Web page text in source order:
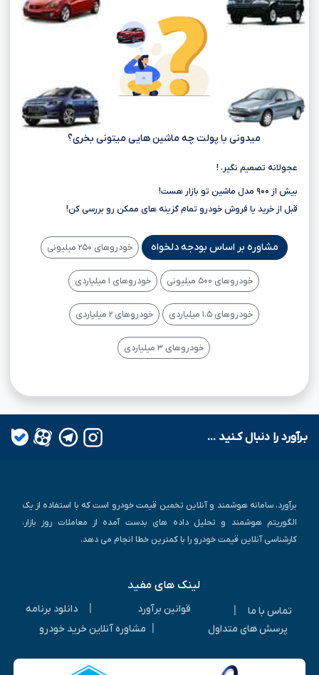
میدونی با پولت چه ماشین هایی میتونی بخری؟
عجولانه تصمیم نگیر، !
بیش از ۹۰۰ مدل ماشین تو بازار هست!
قبل از خرید یا فروش خودرو تمام گزینه های ممکن رو بررسی کن!
مشاوره بر اساس بودجه دلخواه خودروهای ۲۵۰ میلیونی
خودروهای ۵۰۰ میلیونی خودروهای ۱ میلیاردی
خودروهای ۱.۵ میلیاردی خودروهای ۲ میلیاردی
خودروهای ۳ میلیاردی
بـرآورد را دنبال کـنید ...
برآورد، سامانه هوشمند و آنلاین تخمین قیمت خودرو است که با استفاده از یک
الگوریتم هوشمند و تحلیل داده های بدست آمده از معاملات روز بازار،
کارشناسی آنلاین قیمت خودرو را با کمترین خطا انجام می دهد.
لینک های مفید
تماس با ما قوانین برآورد
دانلود برنامه
پرسش های متداول
مشاوره آنلاین خرید خودرو